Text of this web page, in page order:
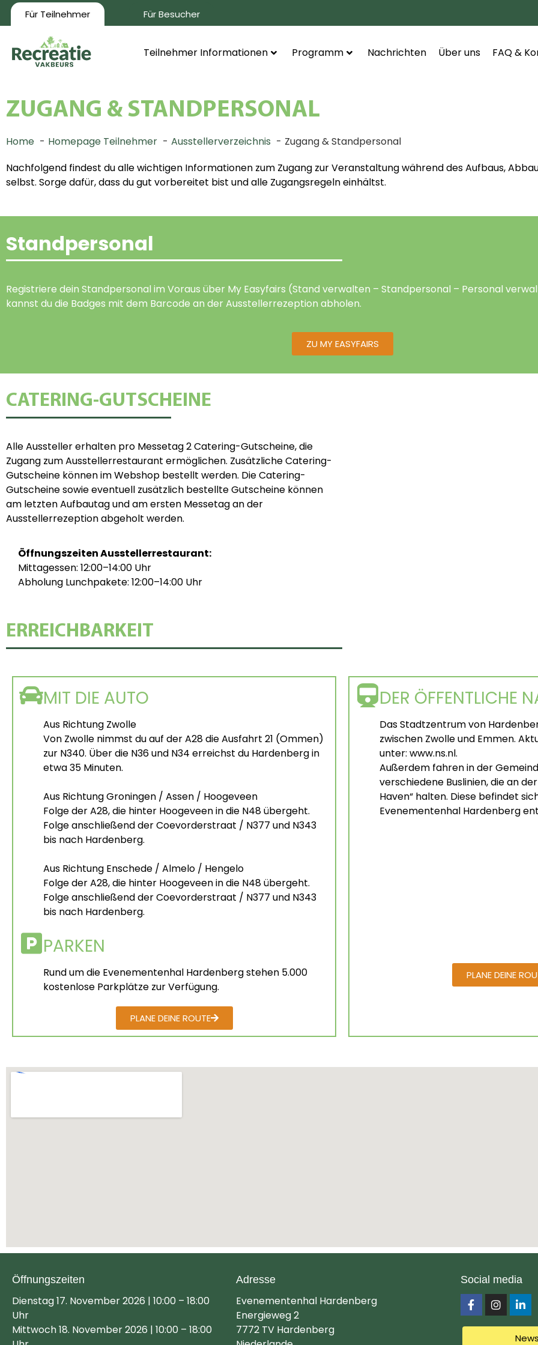
Für Teilnehmer Für Besucher
Teilnehmer Informationen Programm Nachrichten Über uns FAQ &
ZUGANG & STANDPERSONAL
Home Homepage Teilnehmer Ausstellerverzeichnis
Zugang & Standpersonal
Nachfolgend findest du alle wichtigen Informationen zum Zugang zur Veranstaltung während des Aufbaus,
selbst. Sorge dafür, dass du gut vorbereitet bist und alle Zugangsregeln einhältst.
Standpersonal
Registriere dein Standpersonal im Voraus über My Easyfairs (Stand verwalten – Standpersonal – Personal
kannst du die Badges mit dem Barcode an der Ausstellerrezeption abholen.
ZU MY EASYFAIRS
CATERING-GUTSCHEINE
Alle Aussteller erhalten pro Messetag 2 Catering-Gutscheine, die
Zugang zum Ausstellerrestaurant ermöglichen. Zusätzliche Catering-
Gutscheine können im Webshop bestellt werden. Die Catering-
Gutscheine sowie eventuell zusätzlich bestellte Gutscheine können
am letzten Aufbautag und am ersten Messetag an der
Ausstellerrezeption abgeholt werden.
Öffnungszeiten Ausstellerrestaurant:
Mittagessen: 12:00–14:00 Uhr
Abholung Lunchpakete: 12:00–14:00 Uhr
ERREICHBARKEIT
MIT DIE AUTO
Aus Richtung Zwolle
Von Zwolle nimmst du auf der A28 die Ausfahrt 21 (Ommen)
zur N340. Über die N36 und N34 erreichst du Hardenberg in
etwa 35 Minuten.
Aus Richtung Groningen / Assen / Hoogeveen
Folge der A28, die hinter Hoogeveen in die N48 übergeht.
Folge anschließend der Coevorderstraat / N377 und N343
bis nach Hardenberg.
Aus Richtung Enschede / Almelo / Hengelo
Folge der A28, die hinter Hoogeveen in die N48 übergeht.
Folge anschließend der Coevorderstraat / N377 und N343
bis nach Hardenberg.
PARKEN
Rund um die Evenementenhal Hardenberg stehen 5.000
kostenlose Parkplätze zur Verfügung.
PLANE DEINE ROUTE
DER ÖFFENTLICHE
Das Stadtzentrum von
zwischen Zwolle und Emmen.
unter: www.ns.nl.
Außerdem fahren in der
verschiedene Buslinien, die an
Haven“ halten. Diese befindet
Evenementenhal Hardenberg
PLANE DEINE
Öffnungszeiten
Dienstag 17. November 2026 | 10:00 – 18:00
Uhr
Mittwoch 18. November 2026 | 10:00 – 18:00
Adresse
Evenementenhal Hardenberg
Energieweg 2
7772 TV Hardenberg
Social media